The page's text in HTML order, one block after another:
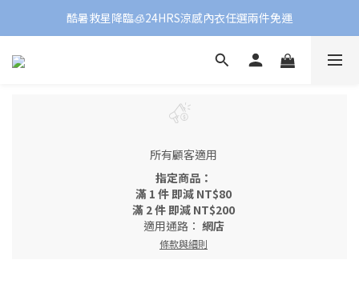
酷暑救星降臨🧊24HRS涼感內衣任選兩件免運
所有顧客適用
指定商品：
滿 1 件 即減 NT$80
滿 2 件 即減 NT$200
適用通路： 網店
條款與細則